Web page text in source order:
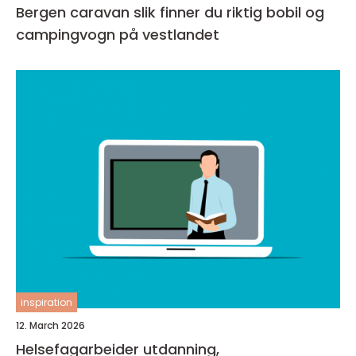
Bergen caravan slik finner du riktig bobil og
campingvogn på vestlandet
inspiration
12. March 2026
Helsefagarbeider utdanning,